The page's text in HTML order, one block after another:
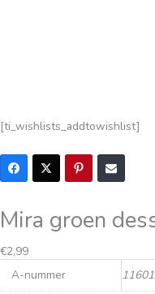
[ti_wishlists_addtowishlist]
Mira groen
€2,99
A-nummer